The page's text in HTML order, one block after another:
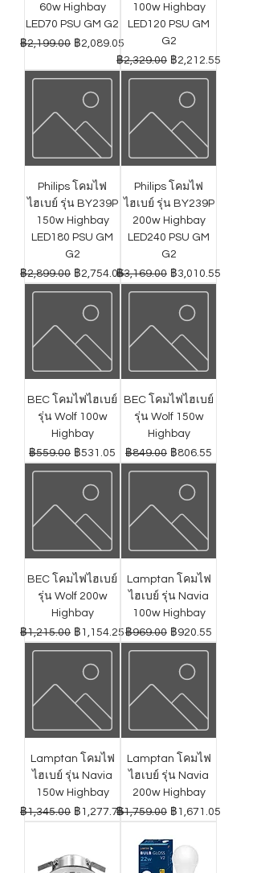
60w Highbay
LED70 PSU GM G2
ราคาปกติ
฿2,199.00 ราคาขายลด
฿2,089.05
100w Highbay
LED120 PSU GM
G2
ราคาปกติ
฿2,329.00 ราคาขายลด
฿2,212.55
Philips โคมไฟ
ไฮเบย์ รุ่น BY239P
150w Highbay
LED180 PSU GM
G2
ราคาปกติ
฿2,899.00 ราคาขายลด
฿2,754.05
Philips โคมไฟ
ไฮเบย์ รุ่น BY239P
200w Highbay
LED240 PSU GM
G2
ราคาปกติ
฿3,169.00 ราคาขายลด
฿3,010.55
BEC โคมไฟไฮเบย์
รุ่น Wolf 100w
Highbay
ราคาปกติ
฿559.00 ราคาขายลด
฿531.05
BEC โคมไฟไฮเบย์
รุ่น Wolf 150w
Highbay
ราคาปกติ
฿849.00 ราคาขายลด
฿806.55
BEC โคมไฟไฮเบย์
รุ่น Wolf 200w
Highbay
ราคาปกติ
฿1,215.00 ราคาขายลด
฿1,154.25
Lamptan โคมไฟ
ไฮเบย์ รุ่น Navia
100w Highbay
ราคาปกติ
฿969.00 ราคาขายลด
฿920.55
Lamptan โคมไฟ
ไฮเบย์ รุ่น Navia
150w Highbay
ราคาปกติ
฿1,345.00 ราคาขายลด
฿1,277.75
Lamptan โคมไฟ
ไฮเบย์ รุ่น Navia
200w Highbay
ราคาปกติ
฿1,759.00 ราคาขายลด
฿1,671.05